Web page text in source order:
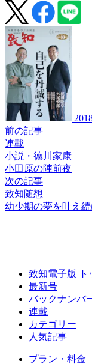
前の記事
連載
小説・徳川家康
小田原の陣前夜
次の記事
致知随想
幼少期の夢を叶え
致知電子版 ト
最新号
バックナンバ
連載
カテゴリー
人気記事
プラン・料金